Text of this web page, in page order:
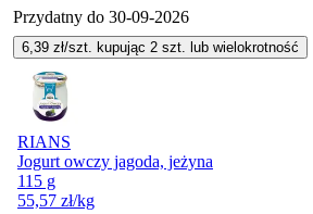
Przydatny do 30-09-2026
6,39 zł/szt. kupując 2 szt. lub wielokrotność
RIANS
Jogurt owczy jagoda, jeżyna
115 g
55,57 zł/kg